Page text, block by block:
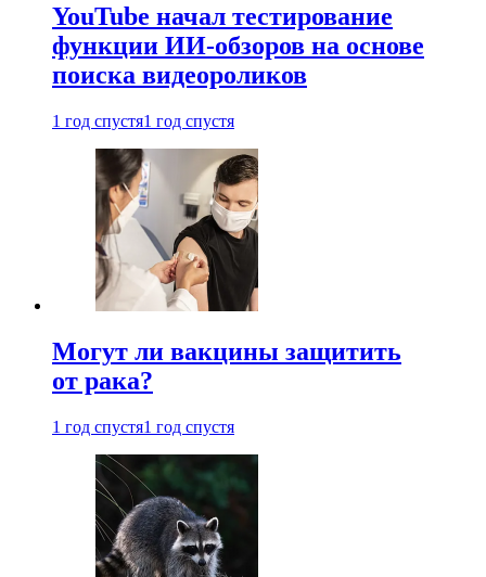
YouTube начал тестирование
функции ИИ-обзоров на основе
поиска видеороликов
1 год спустя1 год спустя
Могут ли вакцины защитить
от рака?
1 год спустя1 год спустя